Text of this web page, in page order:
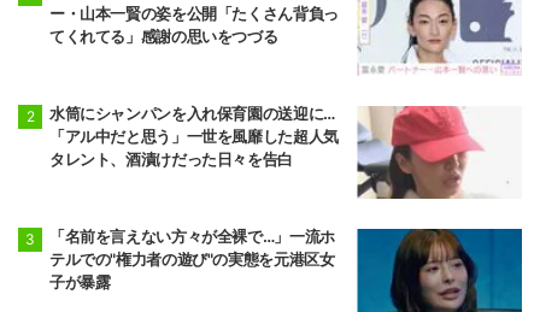
ー・山本一賢の姿を公開「たくさん背負っ
てくれてる」感謝の思いをつづる
水筒にシャンパンを入れ保育園の送迎に…
「アル中だと思う」一世を風靡した超人気
タレント、酒漬けだった日々を告白
「名前を言えない方々が全裸で…」一流ホ
テルでの"権力者の遊び"の実態を元港区女
子が暴露